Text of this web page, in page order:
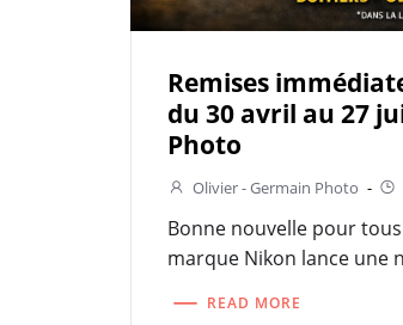
Remises
du 30 avril au 27
Photo
Olivier - Germain Photo -
Bonne nouvelle pour
marque Nikon lance une
READ MORE